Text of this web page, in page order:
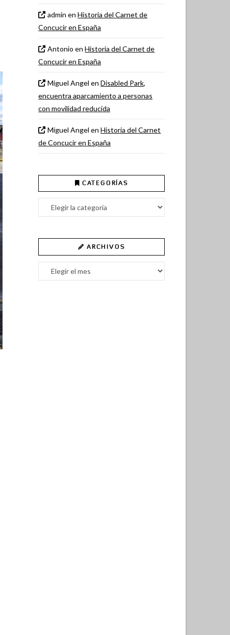
admin enHistoria del Carnet de
Concucir en España
Antonio enHistoria del Carnet de
Concucir en España
Miguel Angel enDisabled Park,
encuentra aparcamiento a personas
con movilidad reducida
Miguel Angel enHistoria del Carnet
de Concucir en España
CATEGORÍAS
Categorías
ARCHIVOS
Archivos